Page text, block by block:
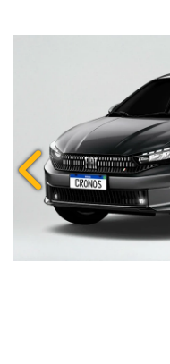
Anterior